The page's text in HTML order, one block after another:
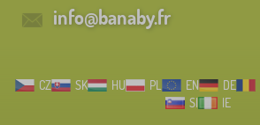
info@banaby.fr
CZ SK HU PL EN DE
SI
IE